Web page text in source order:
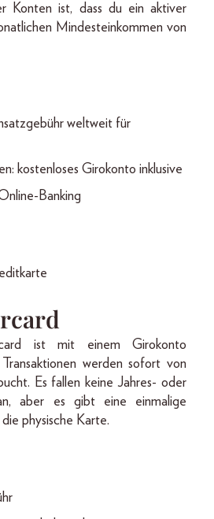
Konten ist, dass du ein aktiver
Mindesteinkommen von
weltweit für
kostenloses Girokonto inklusive
Banking
ist mit einem Girokonto
werden sofort von
Es fallen keine Jahres- oder
aber es gibt eine einmalige
physische Karte.